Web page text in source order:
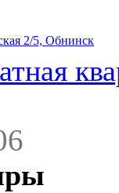
2/5, Обнинск